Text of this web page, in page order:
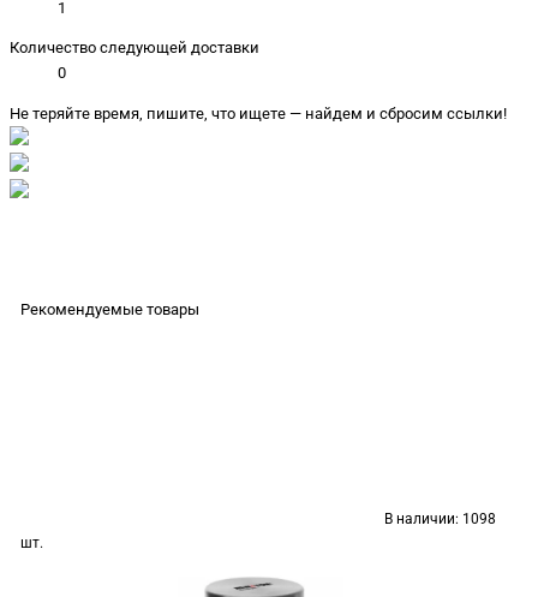
1
Количество следующей доставки
0
Не теряйте время, пишите, что ищете — найдем и сбросим ссылки!
Рекомендуемые товары
В наличии: 1098
шт.